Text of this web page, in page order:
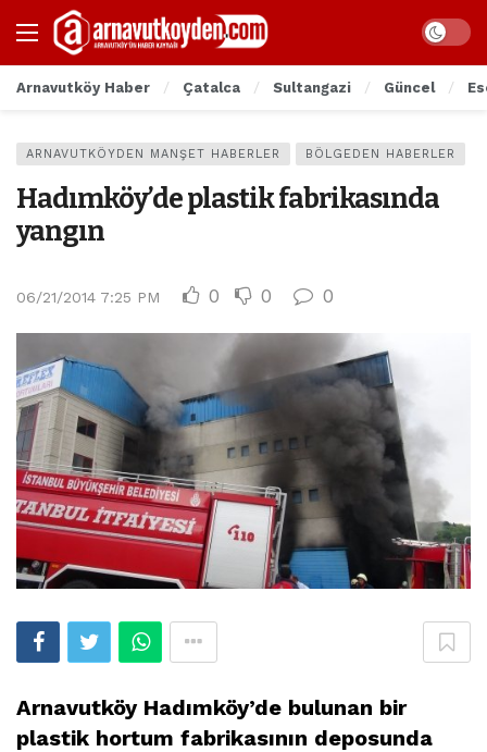
Arnavutköy Haber Çatalca Sultangazi Güncel
ARNAVUTKÖYDEN MANŞET HABERLER BÖLGEDEN HABERLER
Hadımköy’de plastik fabrikasında
yangın
06/21/2014 7:25 PM 0 0 0
Arnavutköy Hadımköy’de bulunan bir
plastik hortum fabrikasının deposunda